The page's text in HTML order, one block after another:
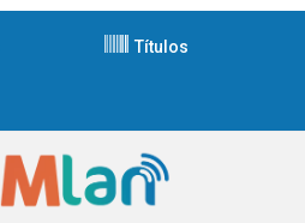
Títulos